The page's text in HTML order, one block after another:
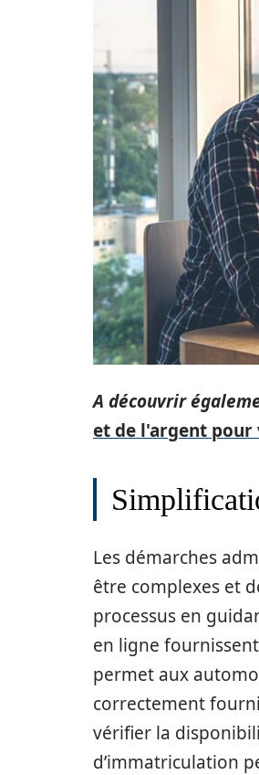
A découvrir
et de l'argent
Les démarches
être complexes et
processus en
en ligne
permet aux
correctement
vérifier la
d’immatriculation